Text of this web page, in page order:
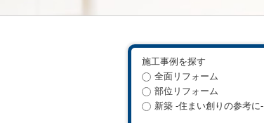
施工事例を探す
全面リフォーム
部位リフォーム
新築 -住まい創りの参考に-